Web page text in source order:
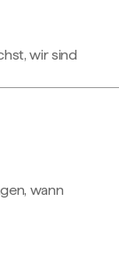
wir sind
wann